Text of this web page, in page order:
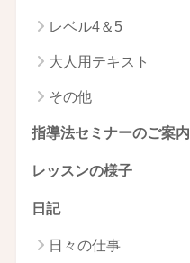
レベル4＆5
大人用テキスト
その他
指導法セミナーのご案内
レッスンの様子
日記
日々の仕事